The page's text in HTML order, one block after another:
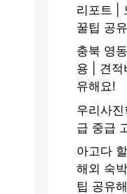
리포트 |
꿀팁 공
충북 영
용 | 견적
유해요!
우리사
급 중급
아고다
해외 숙
팁 공유